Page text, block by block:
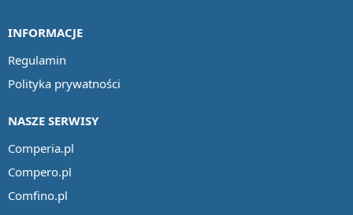
INFORMACJE
Regulamin
Polityka prywatności
NASZE SERWISY
Comperia.pl
Compero.pl
Comfino.pl